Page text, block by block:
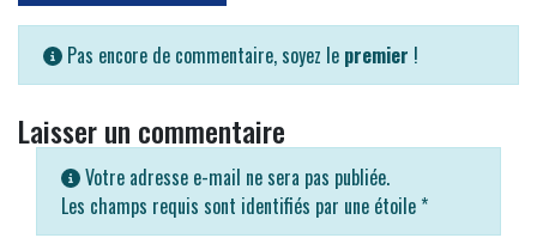
Pas encore de commentaire, soyez le premier !
Laisser un commentaire
Votre adresse e-mail ne sera pas publiée.
Les champs requis sont identifiés par une étoile *